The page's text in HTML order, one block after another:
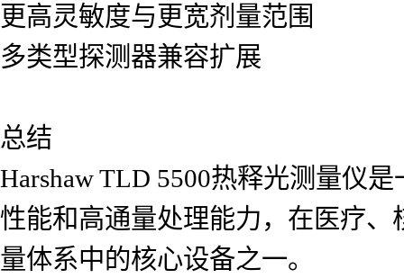
更高灵敏度与更宽剂量范围
多类型探测器兼容扩展
总结
Harshaw TLD 5500热释光测量仪
性能和高通量处理能力，在医疗
量体系中的核心设备之一。